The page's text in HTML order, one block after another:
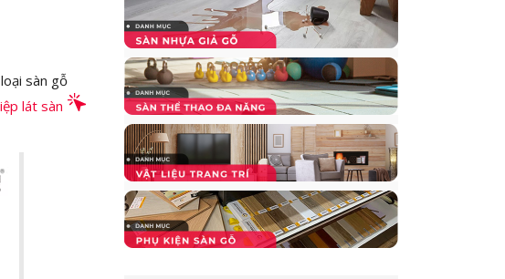
sàn gỗ
lát sàn